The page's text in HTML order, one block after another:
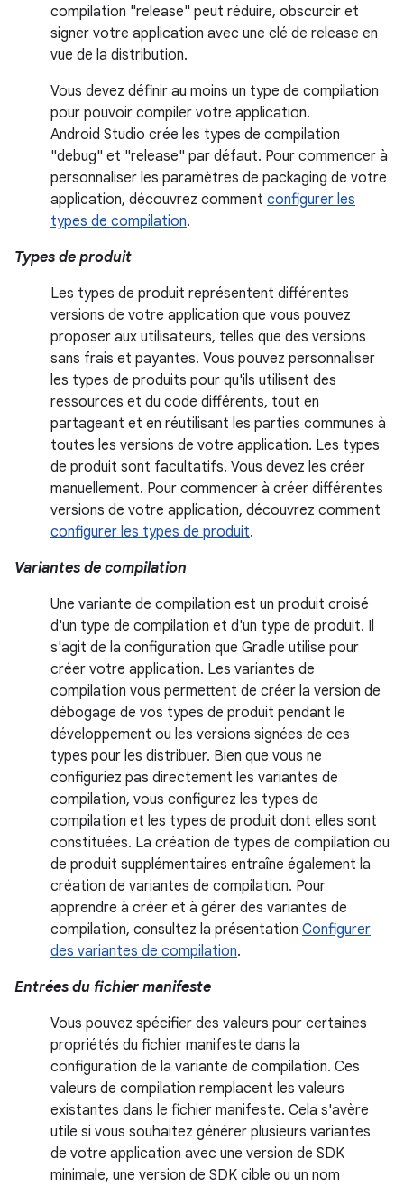
compilation "release" peut réduire, obscurcir et
signer votre application avec une clé de release en
vue de la distribution.
Vous devez définir au moins un type de compilation
pour pouvoir compiler votre application.
Android Studio crée les types de compilation
"debug" et "release" par défaut. Pour commencer à
personnaliser les paramètres de packaging de votre
application, découvrez comment configurer les
types de compilation.
Types de produit
Les types de produit représentent différentes
versions de votre application que vous pouvez
proposer aux utilisateurs, telles que des versions
sans frais et payantes. Vous pouvez personnaliser
les types de produits pour qu'ils utilisent des
ressources et du code différents, tout en
partageant et en réutilisant les parties communes à
toutes les versions de votre application. Les types
de produit sont facultatifs. Vous devez les créer
manuellement. Pour commencer à créer différentes
versions de votre application, découvrez comment
configurer les types de produit.
Variantes de compilation
Une variante de compilation est un produit croisé
d'un type de compilation et d'un type de produit. Il
s'agit de la configuration que Gradle utilise pour
créer votre application. Les variantes de
compilation vous permettent de créer la version de
débogage de vos types de produit pendant le
développement ou les versions signées de ces
types pour les distribuer. Bien que vous ne
configuriez pas directement les variantes de
compilation, vous configurez les types de
compilation et les types de produit dont elles sont
constituées. La création de types de compilation ou
de produit supplémentaires entraîne également la
création de variantes de compilation. Pour
apprendre à créer et à gérer des variantes de
compilation, consultez la présentation Configurer
des variantes de compilation.
Entrées du fichier manifeste
Vous pouvez spécifier des valeurs pour certaines
propriétés du fichier manifeste dans la
configuration de la variante de compilation. Ces
valeurs de compilation remplacent les valeurs
existantes dans le fichier manifeste. Cela s'avère
utile si vous souhaitez générer plusieurs variantes
de votre application avec une version de SDK
minimale, une version de SDK cible ou un nom